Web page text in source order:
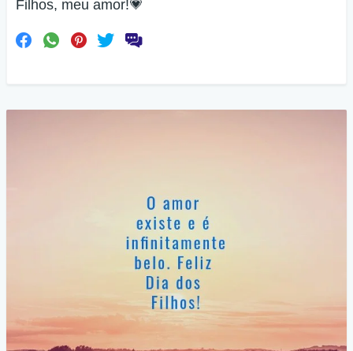
Filhos, meu amor!💗